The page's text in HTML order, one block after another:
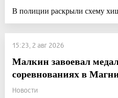
В полиции раскрыли схему
15:23, 2 авг 2026
Малкин завоевал
соревнованиях в
Новости